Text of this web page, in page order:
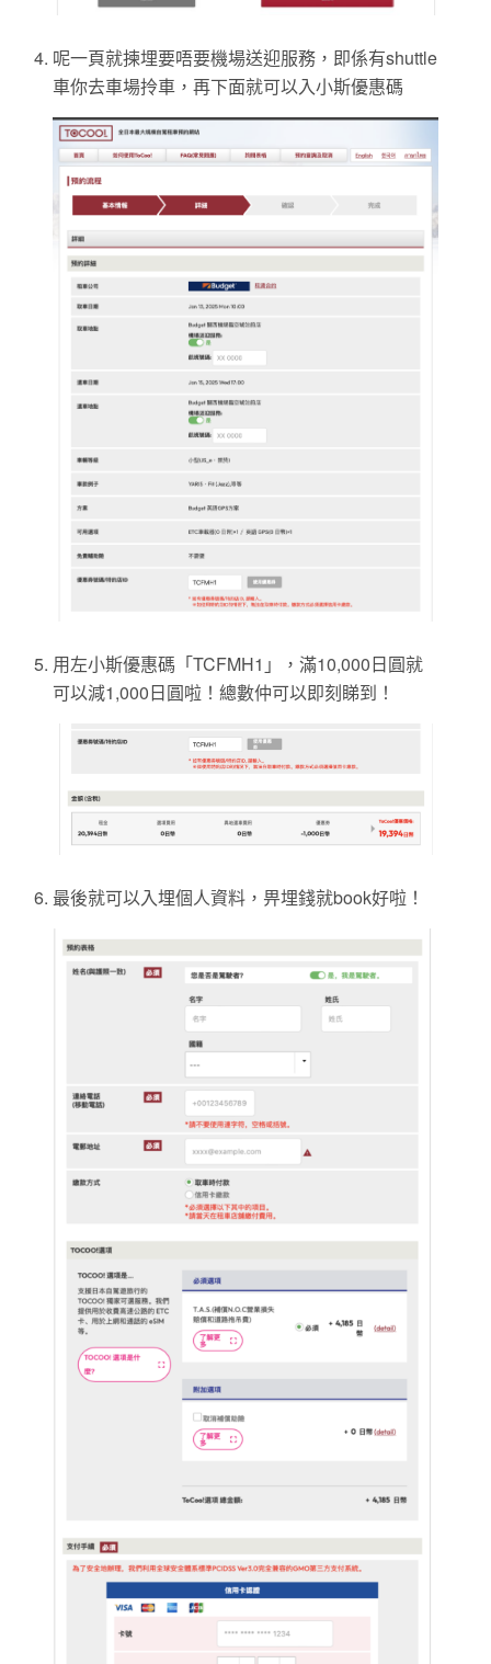
呢一頁就揀埋要唔要機場送迎服務，即係有shuttle
車你去車場拎車，再下面就可以入小斯優惠碼
用左小斯優惠碼「TCFMH1」，滿10,000日圓就
可以減1,000日圓啦！總數仲可以即刻睇到！
最後就可以入埋個人資料，畀埋錢就book好啦！